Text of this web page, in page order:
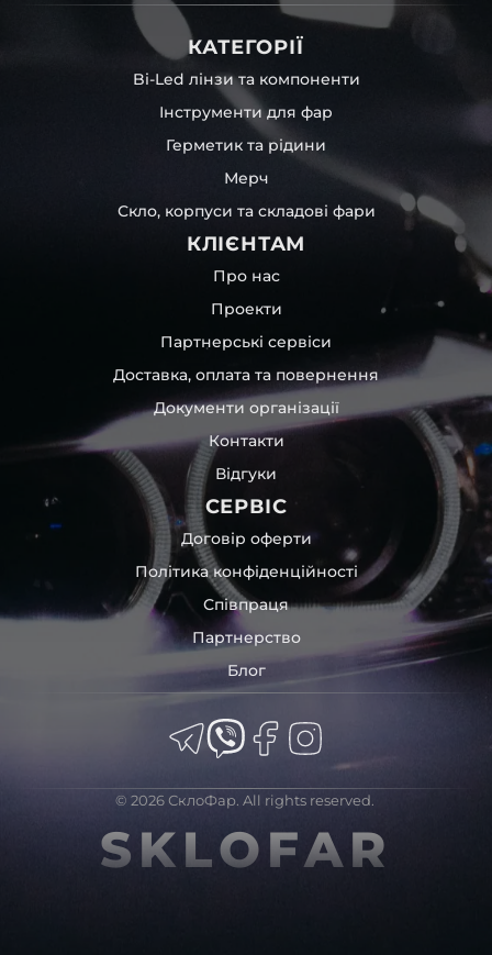
Tesla Toyota Volkswagen
Xiaomi Zeekr
КАТЕГОРІЇ
Bi-Led лінзи та компоненти
Інструменти для фар
Герметик та рідини
Мерч
Скло, корпуси та складові фари
КЛІЄНТАМ
Про нас
Проекти
Партнерські сервіси
Доставка, оплата та повернення
Документи організації
Контакти
Відгуки
СЕРВІС
Договір оферти
Політика конфіденційності
Співпраця
Партнерство
Блог
© 2026 СклоФар. All rights reserved.
SKLOFAR